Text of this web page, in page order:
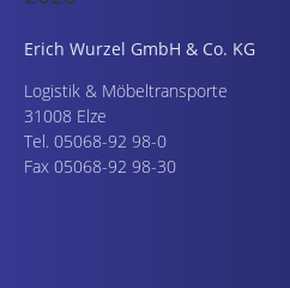
Erich Wurzel GmbH & Co. KG
Logistik & Möbeltransporte
31008 Elze
Tel. 05068-92 98-0
Fax 05068-92 98-30